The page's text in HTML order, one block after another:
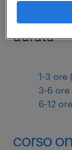
durata
1-3 ore
3-6 ore
6-12
corso